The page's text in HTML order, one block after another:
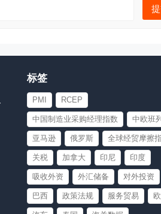
标签
PMI RCEP
中国制造业采购经理指数 中欧班
亚马逊 俄罗斯 全球经贸摩擦
关税 加拿大 印尼 印度
吸收外资 外汇储备 对外投资
巴西 政策法规 服务贸易